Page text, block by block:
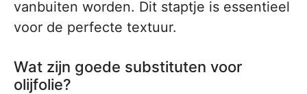
vanbuiten worden. Dit staptje is essentieel
voor de perfecte textuur.
Wat zijn goede substituten voor
olijfolie?